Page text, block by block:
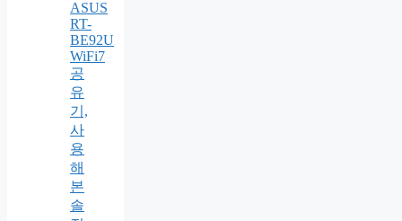
ASUS
RT-
BE92U
WiFi7
공
유
기,
사
용
해
본
솔